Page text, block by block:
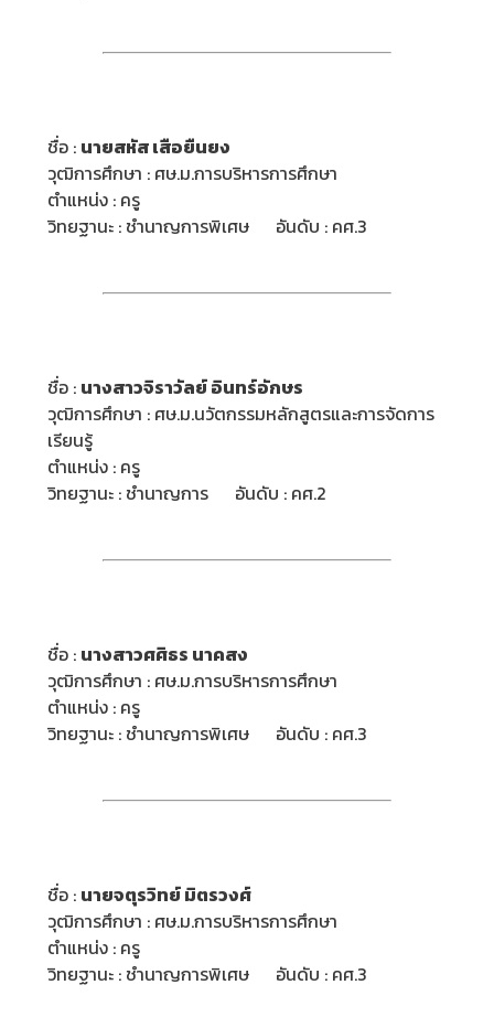
ชื่อ : นายสหัส เสือยืนยง
วุฒิการศึกษา : ศษ.ม.การบริหารการศึกษา
ตำแหน่ง : ครู
วิทยฐานะ : ชำนาญการพิเศษ อันดับ : คศ.3
ชื่อ : นางสาวจิราวัลย์ อินทร์อักษร
วุฒิการศึกษา : ศษ.ม.นวัตกรรมหลักสูตรและการจัดการ
เรียนรู้
ตำแหน่ง : ครู
วิทยฐานะ : ชำนาญการ อันดับ : คศ.2
ชื่อ : นางสาวศศิธร นาคสง
วุฒิการศึกษา : ศษ.ม.การบริหารการศึกษา
ตำแหน่ง : ครู
วิทยฐานะ : ชำนาญการพิเศษ อันดับ : คศ.3
ชื่อ : นายจตุรวิทย์ มิตรวงศ์
วุฒิการศึกษา : ศษ.ม.การบริหารการศึกษา
ตำแหน่ง : ครู
วิทยฐานะ : ชำนาญการพิเศษ อันดับ : คศ.3